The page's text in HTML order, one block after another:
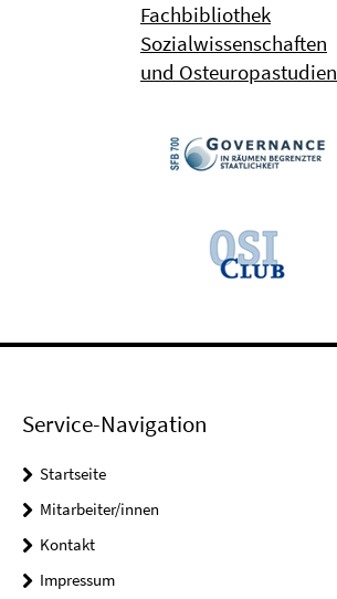
Fachbibliothek
Sozialwissenschaften
und Osteuropastudien
Service-Navigation
Startseite
Mitarbeiter/innen
Kontakt
Impressum